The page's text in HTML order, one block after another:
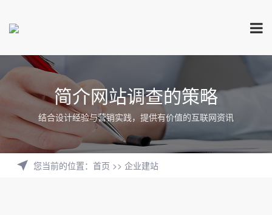
简介网站调查的策略
结合设计经验与营销实践，提供有价值的互联网资讯
您当前的位置： 首页 >> 企业建站